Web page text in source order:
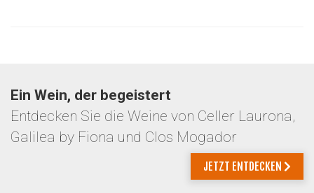
Ein Wein, der begeistert
Entdecken Sie die Weine von Celler Laurona,
Galilea by Fiona und Clos Mogador
JETZT ENTDECKEN